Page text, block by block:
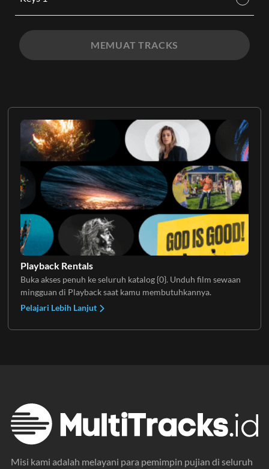
Playback Rentals
Buka akses penuh ke seluruh katalog {0}. Unduh film sewaan
mingguan di Playback saat kamu membutuhkannya.
Pelajari Lebih Lanjut
MEMUAT TRACKS
Misi kami adalah melayani para pemimpin pujian di seluruh